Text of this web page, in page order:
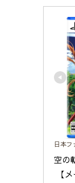
日本フ
空の
【